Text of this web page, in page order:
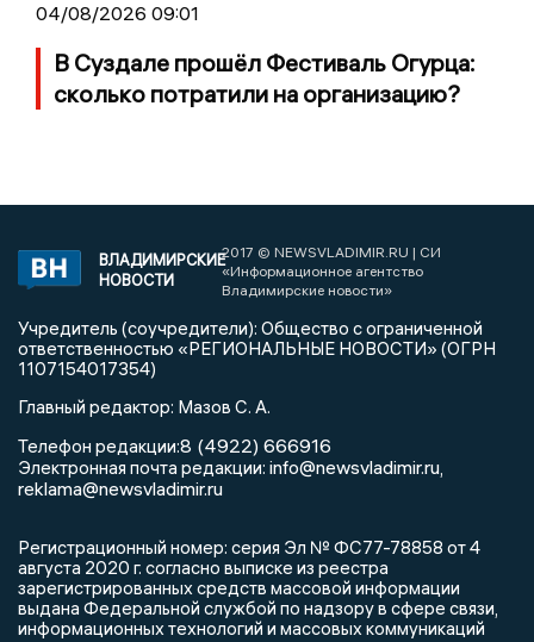
04/08/2026 09:01
В Суздале прошёл Фестиваль Огурца:
сколько потратили на организацию?
ВЛАДИМИРСКИЕ
НОВОСТИ
2017 © NEWSVLADIMIR.RU | СИ
«Информационное агентство
Владимирские новости»
Учредитель (соучредители): Общество с ограниченной
ответственностью «РЕГИОНАЛЬНЫЕ НОВОСТИ» (ОГРН
1107154017354)
Главный редактор: Мазов С. А.
Телефон редакции:8 (4922) 666916
Электронная почта редакции: info@newsvladimir.ru,
reklama@newsvladimir.ru
Регистрационный номер: серия Эл № ФС77-78858 от 4
августа 2020 г. согласно выписке из реестра
зарегистрированных средств массовой информации
выдана Федеральной службой по надзору в сфере связи,
информационных технологий и массовых коммуникаций